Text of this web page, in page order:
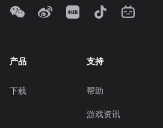
产品
下载
支持
帮助
游戏资讯